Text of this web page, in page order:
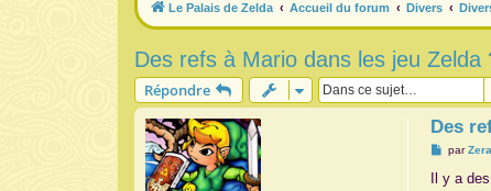
Le Palais de Zelda Accueil du forum Divers
Des refs à Mario dans les jeu Zelda
Répondre
Des
M
s
s
par
Il y a